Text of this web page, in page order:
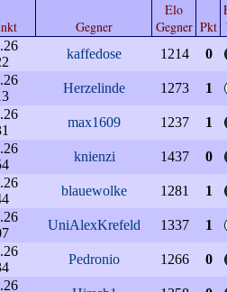
Gegner
Elo
Gegner Pkt
kaffedose 1214
0
Herzelinde 1273
1
max1609 1237
1
knienzi 1437
0
blauewolke 1281
1
UniAlexKrefeld 1337
1
Pedronio 1266
0